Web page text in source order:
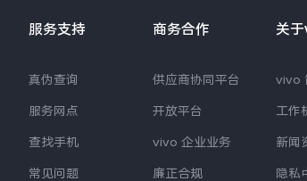
服务支持
真伪查询
服务网点
查找手机
常见问题
商务合作
供应商协同平台
开放平台
vivo 企业业务
廉正合规
关
vivo
工作
新闻
隐私